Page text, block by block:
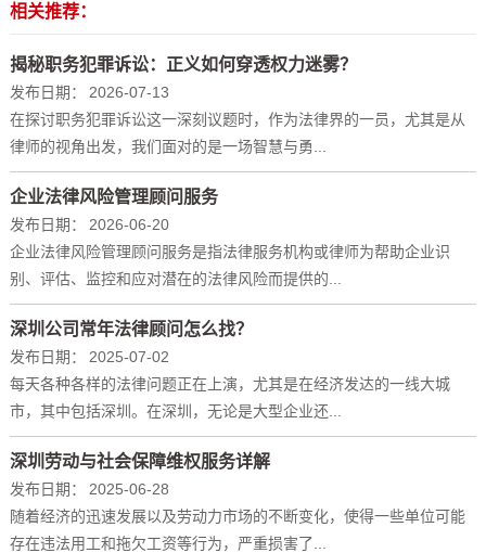
相关推荐：
揭秘职务犯罪诉讼：正义如何穿透权力迷雾？
发布日期：
2026-07-13
在探讨职务犯罪诉讼这一深刻议题时，作为法律界的一员，尤其是从
律师的视角出发，我们面对的是一场智慧与勇...
企业法律风险管理顾问服务
发布日期：
2026-06-20
企业法律风险管理顾问服务是指法律服务机构或律师为帮助企业识
别、评估、监控和应对潜在的法律风险而提供的...
深圳公司常年法律顾问怎么找？
发布日期：
2025-07-02
每天各种各样的法律问题正在上演，尤其是在经济发达的一线大城
市，其中包括深圳。在深圳，无论是大型企业还...
深圳劳动与社会保障维权服务详解
发布日期：
2025-06-28
随着经济的迅速发展以及劳动力市场的不断变化，使得一些单位可能
存在违法用工和拖欠工资等行为，严重损害了...